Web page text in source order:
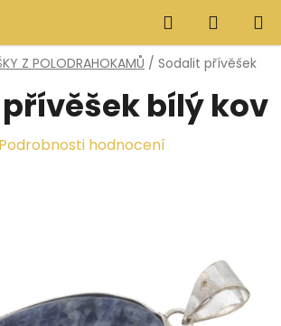
Hledat
KOŠÍK
Z POLODRAHOKAMŮ / Sodalit přívěšek
bílý kov
Podrobnosti hodnocení